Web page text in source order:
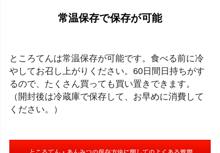
常温保存で保存が可能
ところてんは常温保存が可能です。食べる前に冷
やしてお召し上がりください。60日間日持ちがす
るので、たくさん買っても買い置きできます。
（開封後は冷蔵庫で保存して、お早めに消費して
ください。）